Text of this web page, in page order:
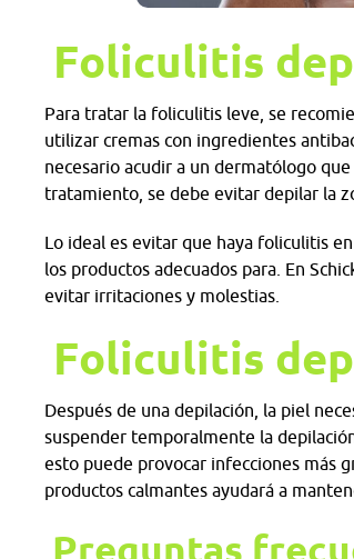
Foliculitis
Para tratar la foliculitis leve, se
utilizar cremas con ingredientes
necesario acudir a un dermatólogo
tratamiento, se debe evitar depilar la
Lo ideal es evitar que haya foliculitis
los productos adecuados para. En
evitar irritaciones y molestias.
Foliculitis
Después de una depilación, la piel
suspender temporalmente la
esto puede provocar infecciones más
productos calmantes ayudará a
Preguntas